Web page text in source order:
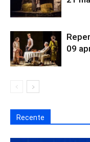
09
Recente